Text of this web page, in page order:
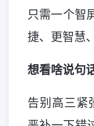
只需一个智
捷、更智慧
想看啥说句
告别高三紧